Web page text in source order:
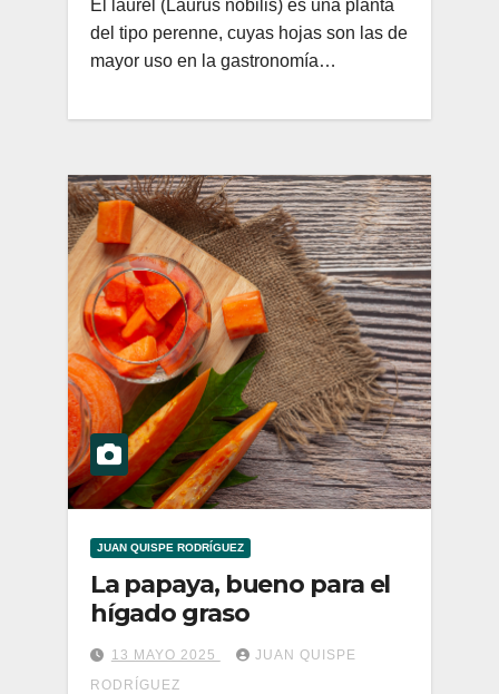
El laurel (Laurus nobilis) es una planta
del tipo perenne, cuyas hojas son las de
mayor uso en la gastronomía…
JUAN QUISPE RODRÍGUEZ
La papaya, bueno para el
hígado graso
13 MAYO 2025
JUAN QUISPE
RODRÍGUEZ